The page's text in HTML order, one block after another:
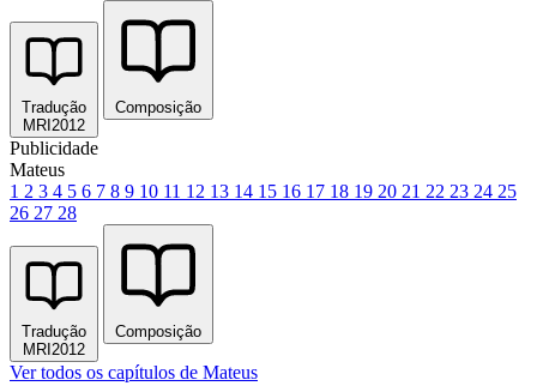
Tradução
MRI2012
Composição
Publicidade
Mateus
1 2 3 4 5 6 7 8 9 10 11 12 13 14 15 16 17 18 19 20 21 22 23 24 25
26 27 28
Tradução
MRI2012
Composição
Ver todos os capítulos de Mateus